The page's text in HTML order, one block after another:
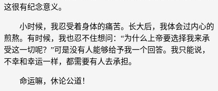
这很有纪念意义。
小时候，我忍受着身体的痛苦。长大后，我体会过内心的
煎熬。有时候，我也忍不住想问：“为什么上帝要选择我来承
受这一切呢？”可是没有人能够给予我一个回答。我只能说，
不幸和幸运一样，都需要有人去承担。
命运嘛，休论公道！